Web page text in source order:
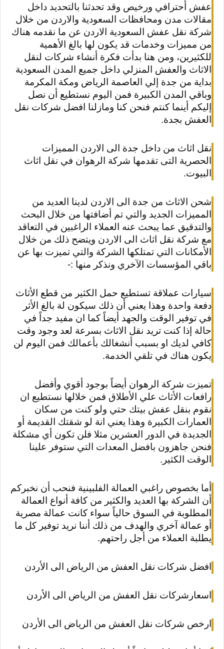
عفش أحترافي ورخيص وقد تحدثنا بالتحديد داخل
مقالات مدن ومحافظات السعودية والاردن من خلال
شركة نقل عفش السعودية الاردن عن ما نقدمه هناك
من مميزات وخدمات قد يكون لها بالغ الأهمية
للكثيرين، ومن هنا بدأت فكرة أنشاء شركات لنقل
الاثاث والعفش المنزلي داخل جميع المدن السعودية
بداية من جدة إلي العاصمة الرياض ومكة المكرمة
وباقي المدن الكبيرة فمن اليوم نستطيع أن نصل
إليكم أينما كنتم فنحن كنا ومازلنا افضل شركات نقل
العفش بجدة.
نقل اثاث من داخل جدة الى الاردن المميزات
الحصرية التى تقدمها شركة الرهوان في نقل اثاث
البيوت.
شحن الاثاث من جدة الى الاردن لدينا العديد من
المميزات الجديد والتي تم أضافتها من خلال البحث
والتدقيق عما يبحث عنه العملاء الراغبين في التعاقد
مع شركة نقل اثاث الى الاردن ويتضح ذلك من خلال
الأمكانات التي تمتلكها الشركة والتي تميزت بها عن
باقي المؤسسات الآخري ونذكر منها :-
سيارات عملاقة تستطيع حمل الكثير من قطع الأثاث
دفعة واحدة وهذا يعني أن ذلك سيكون لة بالغ الأثر
في توفير الوقت والجهد أيضاً كما ان مفيد جداً في
حالة إذا كنت تريد نقل الاثاث بسرعة لعد وجود وقت
كافي لديك او بسبب أنشغالك بأعمالك فمن اليوم لن
يكون هناك في تلقي الخدمة.
تميزت شركة الرهوان أيضاً بوجود أقوي وأفضل
رافعات الأثاث علي الأطلاق فمن خلالها نستطيع ان
نقوم بنقل عفش بيتك حتي ولو كنت من سكان
العمارات الكبيرة وهذا يعني انة لو شقتك القديمة أو
الجديدة في الدور العشرين مثلا فلن تكون أي مشكلة
فنحن جاهزون بافضل المعدات التي ستوفر علينا
الوقت الكثير.
أما بخصوص راغبي العمالة الفلبينية فنحب أن نخبركم
أن الشركة بها العديد والكثير من كافة أنواع العمالة
المطلوبة في السوق حالياً سواء كانت عمالة مصرية
أو عمالة آخري والهدف من ذلك أننا نريد توفير كل ما
يطلبة العملاء من أجل راحتهم.
افضل شركات نقل العفش من الرياض الى الأردن
اسعارشركات نقل العفش من الرياض الى الأردن
ارخص شركات نقل العفش من الرياض الى الأردن